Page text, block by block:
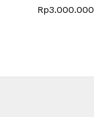
Rp3.000.000